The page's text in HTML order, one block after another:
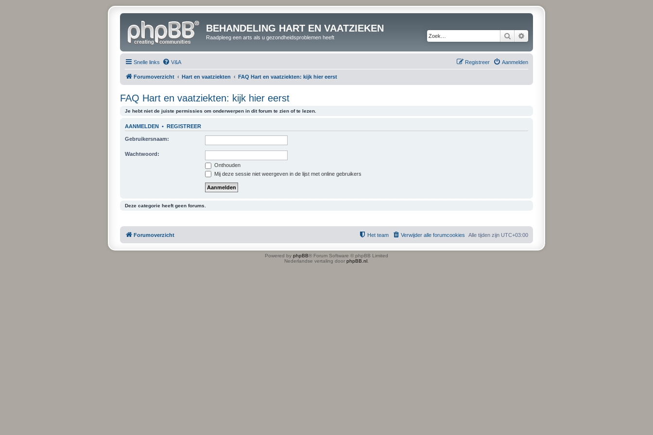
BEHANDELING HART EN VAATZIEKEN
Raadpleeg een arts als u gezondheidsproblemen heeft Zoek
Snelle links V&A Aanmelden
Registreer
Forumoverzicht Hart en vaatziekten FAQ Hart en vaatziekten: kijk hier eerst
FAQ Hart en vaatziekten: kijk hier eerst
Je hebt niet de juiste permissies om onderwerpen in dit forum te zien of te lezen.
AANMELDEN • REGISTREER
Gebruikersnaam:
Wachtwoord:
Onthouden
Mij deze sessie niet weergeven in de lijst met online gebruikers
Deze categorie heeft geen forums.
Forumoverzicht Alle tijden zijn UTC+03:00
Verwijder alle forumcookies
Het team
Powered by phpBB® Forum Software © phpBB Limited
Nederlandse vertaling door phpBB.nl.